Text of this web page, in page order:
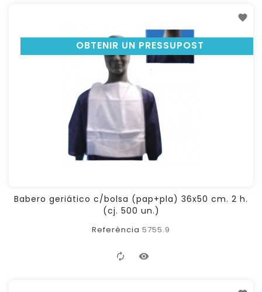
OBTENIR UN PRESSUPOST
Babero geriático c/bolsa (pap+pla) 36x50 cm. 2 h.
(cj. 500 un.)
Referència 5755.9